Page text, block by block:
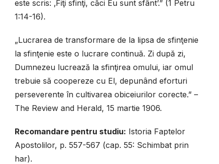
este scris: ‚Fiţi sfinţi, căci Eu sunt sfânt’.” (1 Petru
1:14-16).
„Lucrarea de transformare de la lipsa de sfinţenie
la sfinţenie este o lucrare continuă. Zi după zi,
Dumnezeu lucrează la sfinţirea omului, iar omul
trebuie să coopereze cu El, depunând eforturi
perseverente în cultivarea obiceiurilor corecte.” –
The Review and Herald, 15 martie 1906.
Recomandare pentru studiu: Istoria Faptelor
Apostolilor, p. 557-567 (cap. 55: Schimbat prin
har).